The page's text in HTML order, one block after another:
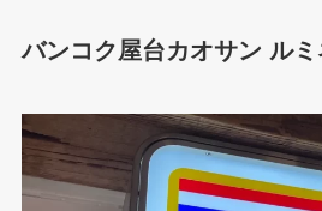
バンコク屋台カオサン ルミ